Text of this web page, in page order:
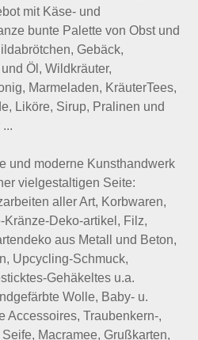
mit Käse- und
bunte Palette von Obst und
Gebäck,
Öl, Wildkräuter,
Marmeladen, KräuterTees,
Liköre, Sirup, Pralinen und
und moderne Kunsthandwerk
vielgestaltigen Seite:
aller Art, Korbwaren,
Kränze-Deko-artikel, Filz,
aus Metall und Beton,
Upcycling-Schmuck,
Gehäkeltes u.a.
Wolle, Baby- u.
Accessoires, Traubenkern-,
Macramee, Grußkarten,